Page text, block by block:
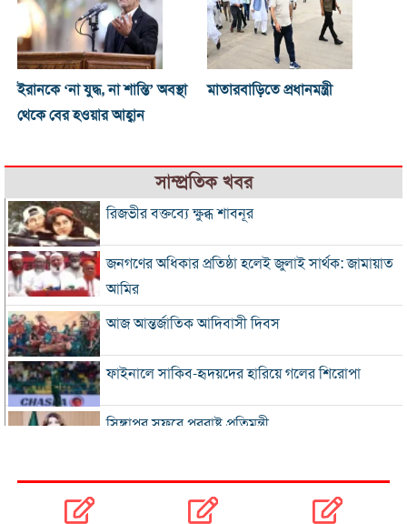
ইরানকে ‘না যুদ্ধ, না শান্তি’ অবস্থা
থেকে বের হওয়ার আহ্বান
মাতারবাড়িতে প্রধানমন্ত্রী
সাম্প্রতিক খবর
রিজভীর বক্তব্যে ক্ষুব্ধ শাবনূর
জনগণের অধিকার প্রতিষ্ঠা হলেই জুলাই সার্থক: জামায়াত
আমির
আজ আন্তর্জাতিক আদিবাসী দিবস
ফাইনালে সাকিব-হৃদয়দের হারিয়ে গলের শিরোপা
সিঙ্গাপুর সফরে পররাষ্ট্র প্রতিমন্ত্রী